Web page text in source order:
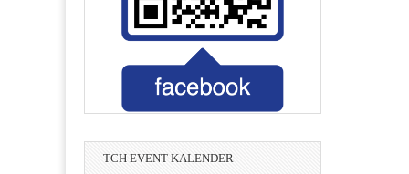
Printmedia Mannheim
Tanz- und Nachtclub in Heidelberg
Bauträger
Management
Magnetschalungstechnologie
in Hockenheim
Wasser - Strom - Erdgas - Umwelt
in Hockenheim
TCH EVENT KALENDER